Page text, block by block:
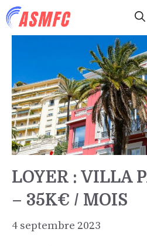
Aller
au
LOYER : VILLA
– 35K€ / MOIS
4 septembre 2023